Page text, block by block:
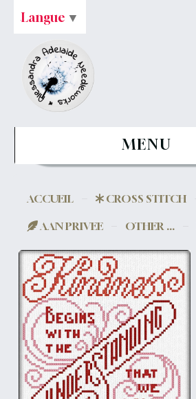
MENU
ACCUEIL
CROSS STITCH
AAN PRIVEE
OTHER ...
Langue ▼